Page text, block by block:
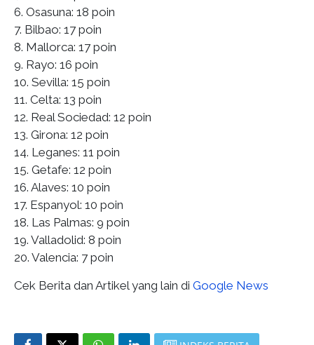
6. Osasuna: 18 poin
7. Bilbao: 17 poin
8. Mallorca: 17 poin
9. Rayo: 16 poin
10. Sevilla: 15 poin
11. Celta: 13 poin
12. Real Sociedad: 12 poin
13. Girona: 12 poin
14. Leganes: 11 poin
15. Getafe: 12 poin
16. Alaves: 10 poin
17. Espanyol: 10 poin
18. Las Palmas: 9 poin
19. Valladolid: 8 poin
20. Valencia: 7 poin
Cek Berita dan Artikel yang lain di Google News